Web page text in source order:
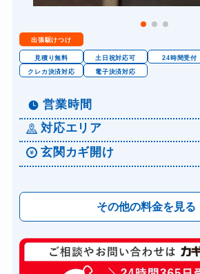
出張駆けつけ
見積り無料 土日祝対応可 24時間受付
クレカ決済対応
電子決済対応
営業時間
対応エリア
玄関カギ開け
その他の料金を見る
玄関カギ修理